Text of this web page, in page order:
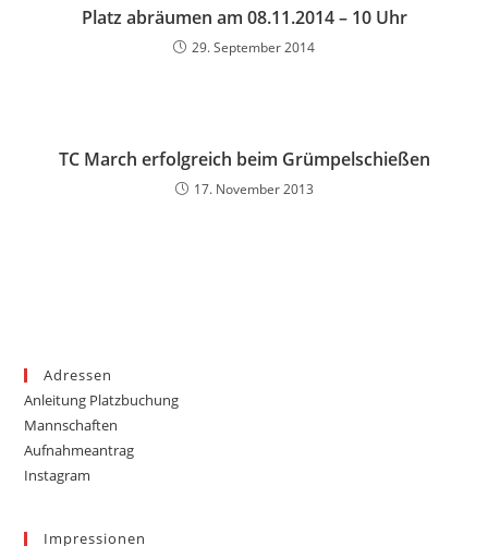
Platz abräumen am 08.11.2014 – 10 Uhr
29. September 2014
TC March erfolgreich beim Grümpelschießen
17. November 2013
Adressen
Anleitung Platzbuchung
Mannschaften
Aufnahmeantrag
Instagram
Impressionen